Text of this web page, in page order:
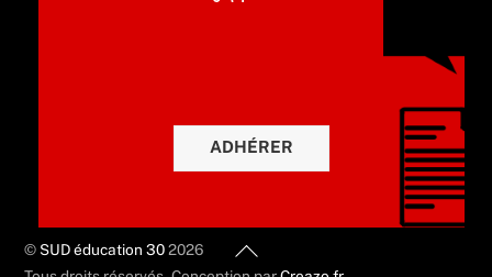
ADHÉRER
Back
© SUD éducation 302026